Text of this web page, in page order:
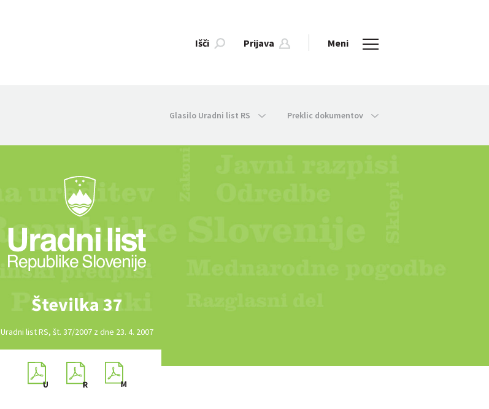
Išči Prijava Meni
Glasilo Uradni list RS Preklic dokumentov
Številka 37
Uradni list RS, št. 37/2007 z dne 23. 4. 2007